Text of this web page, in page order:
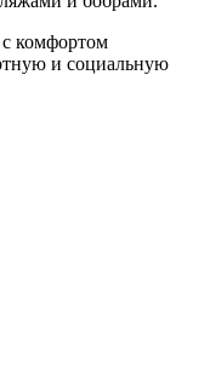
комфортом
и социальную